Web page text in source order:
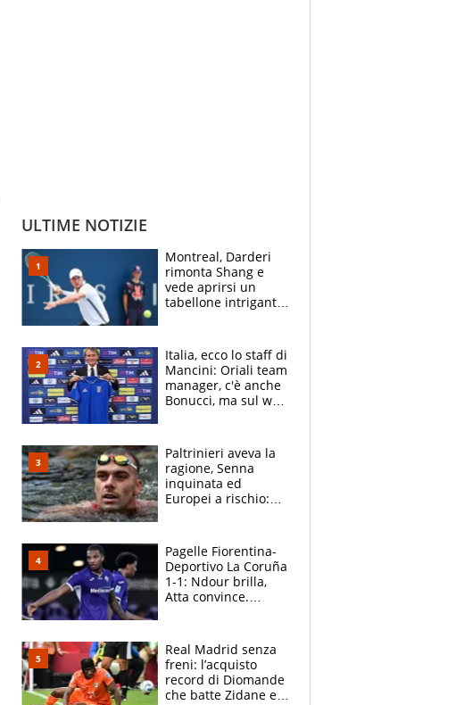
ULTIME NOTIZIE
Montreal, Darderi
rimonta Shang e
vede aprirsi un
tabellone intrigante:
felice del mio livello"
Italia, ecco lo staff di
Mancini: Oriali team
manager, c'è anche
Bonucci, ma sul web
Paltrinieri aveva la
ragione, Senna
inquinata ed
Europei a rischio:
adesso
Pagelle Fiorentina-
Deportivo La Coruña
1-1: Ndour brilla,
Atta convince.
Real Madrid senza
freni: l’acquisto
record di Diomande
che batte Zidane e